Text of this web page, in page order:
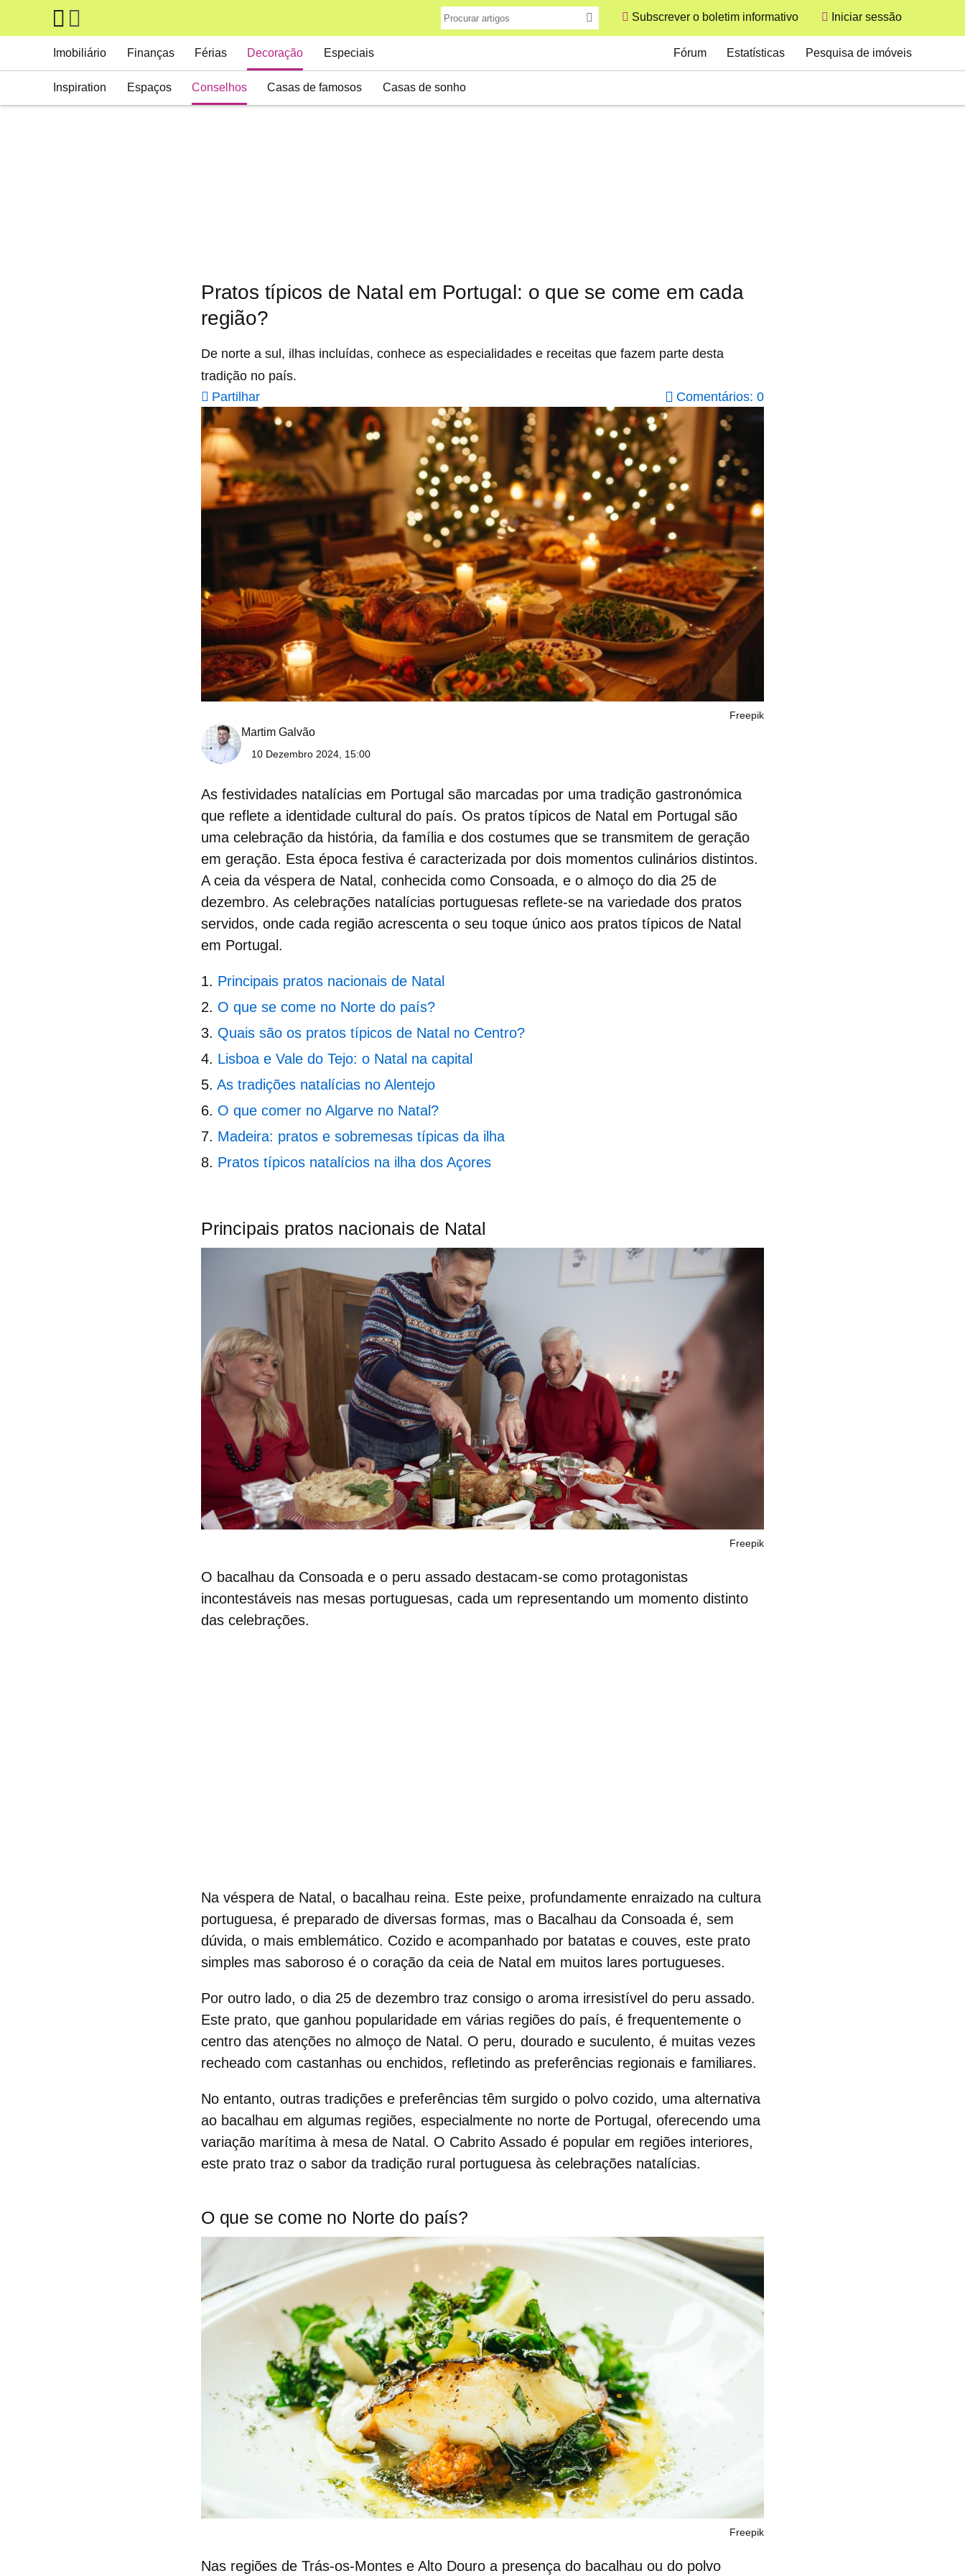
Skip to main content
Subscrever o boletim informativo
User
Iniciar sessão
Main navigation
Imobiliário Finanças Férias Decoração
Inspiration Espaços Conselhos Casas de famosos Casas de sonho
Especiais
Secondary
Fórum Estatísticas Pesquisa de imóveis
Pratos típicos de Natal em Portugal: o que se come em cada
região?
De norte a sul, ilhas incluídas, conhece as especialidades e receitas que fazem parte desta
tradição no país.
Partilhar
Comentários: 0
Freepik
Martim Galvão
10 Dezembro 2024, 15:00
As festividades natalícias em Portugal são marcadas por uma tradição gastronómica
que reflete a identidade cultural do país. Os pratos típicos de Natal em Portugal são
uma celebração da história, da família e dos costumes que se transmitem de geração
em geração. Esta época festiva é caracterizada por dois momentos culinários distintos.
A ceia da véspera de Natal, conhecida como Consoada, e o almoço do dia 25 de
dezembro. As celebrações natalícias portuguesas reflete-se na variedade dos pratos
servidos, onde cada região acrescenta o seu toque único aos pratos típicos de Natal
em Portugal .
Principais pratos nacionais de Natal
O que se come no Norte do país?
Quais são os pratos típicos de Natal no Centro?
Lisboa e Vale do Tejo: o Natal na capital
As tradições natalícias no Alentejo
O que comer no Algarve no Natal?
Madeira: pratos e sobremesas típicas da ilha
Pratos típicos natalícios na ilha dos Açores
Principais pratos nacionais de Natal
Freepik
O bacalhau da Consoada e o peru assado destacam-se como protagonistas
incontestáveis nas mesas portuguesas, cada um representando um momento distinto
das celebrações.
Na véspera de Natal , o bacalhau reina. Este peixe, profundamente enraizado na cultura
portuguesa, é preparado de diversas formas, mas o Bacalhau da Consoada é, sem
dúvida, o mais emblemático. Cozido e acompanhado por batatas e couves, este prato
simples mas saboroso é o coração da ceia de Natal em muitos lares portugueses.
Por outro lado, o dia 25 de dezembro traz consigo o aroma irresistível do peru assado.
Este prato, que ganhou popularidade em várias regiões do país, é frequentemente o
centro das atenções no almoço de Natal . O peru, dourado e suculento, é muitas vezes
recheado com castanhas ou enchidos, refletindo as preferências regionais e familiares.
No entanto, outras tradições e preferências têm surgido o polvo cozido, uma alternativa
ao bacalhau em algumas regiões, especialmente no norte de Portugal, oferecendo uma
variação marítima à mesa de Natal. O Cabrito Assado é popular em regiões interiores,
este prato traz o sabor da tradição rural portuguesa às celebrações natalícias.
O que se come no Norte do país?
Freepik
Nas regiões de Trás-os-Montes e Alto Douro a presença do bacalhau ou do polvo